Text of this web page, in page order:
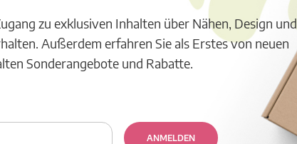
zu exklusiven Inhalten über Nähen, Design und
Außerdem erfahren Sie als Erstes von neuen
Sonderangebote und Rabatte.
ANMELDEN